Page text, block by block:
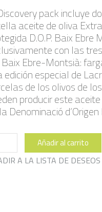
pack incluye
aceite de oliva
D.O.P. Baix
con las
Ebre-Montsià:
edición especial de
de los olivos de
producir este
Denominació
Añadir al carrito
A LA LISTA DE DESEOS